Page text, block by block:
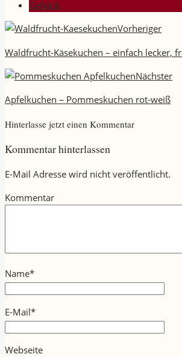
Gebäck
Vorheriger
Waldfrucht-Käsekuchen – einfach lecker,
Nächster
Apfelkuchen – Pommeskuchen rot-weiß
Hinterlasse jetzt einen Kommentar
Kommentar hinterlassen
E-Mail Adresse wird nicht veröffentlicht.
Kommentar
Name*
E-Mail*
Webseite